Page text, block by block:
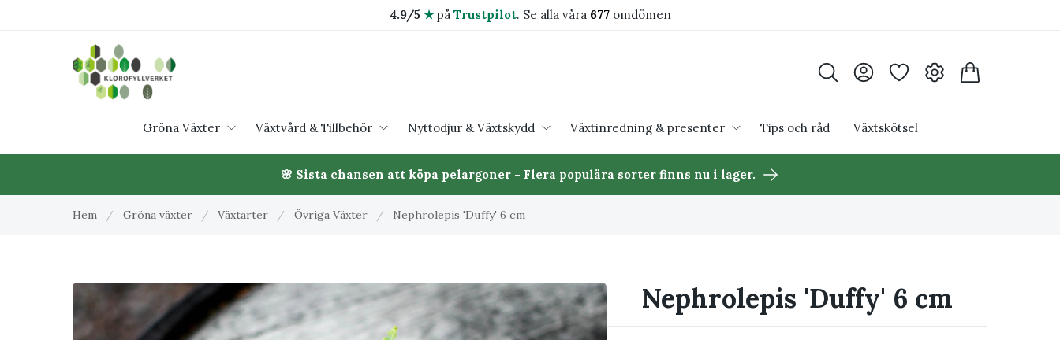
4.9/5 ★på Trustpilot. Se alla våra 677omdömen
Gröna Växter Växtvård & Tillbehör Nyttodjur & Växtskydd Växtinredning & presenter Tips och råd Växtskötsel
🌸 Sista chansen att köpa pelargoner - Flera populära sorter finns nu i lager.
Hem / Gröna växter / Växtarter / Övriga Växter / Nephrolepis 'Duffy' 6 cm
Nephrolepis 'Duffy' 6 cm